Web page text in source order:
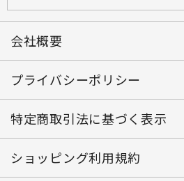
会社概要
プライバシーポリシー
特定商取引法に基づく表示
ショッピング利用規約